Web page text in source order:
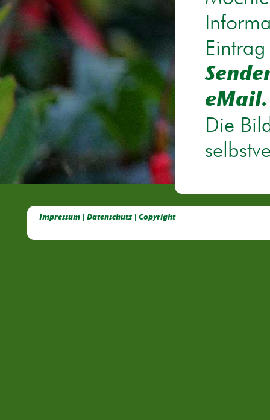
eMail.
Die
Impressum | Datenschutz | Copyright